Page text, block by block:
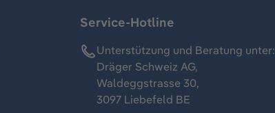
Service-Hotline
Unterstützung und Beratung unter:
Dräger Schweiz AG,
Waldeggstrasse 30,
3097 Liebefeld BE